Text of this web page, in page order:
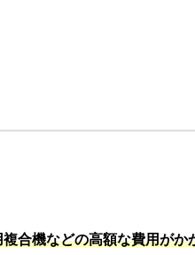
合機などの高額な費用が